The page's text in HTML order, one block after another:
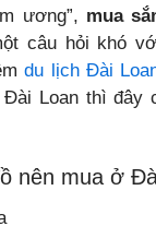
ương”, mua
câu hỏi khó
du lịch Đài
Loan thì đây
nên mua ở